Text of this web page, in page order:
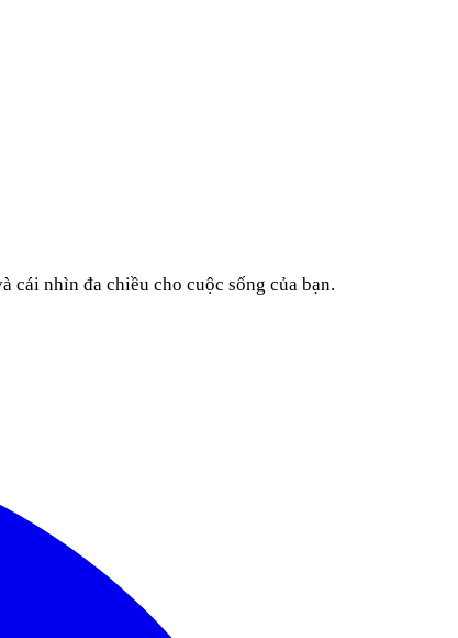
cái nhìn đa chiều cho cuộc sống của bạn.